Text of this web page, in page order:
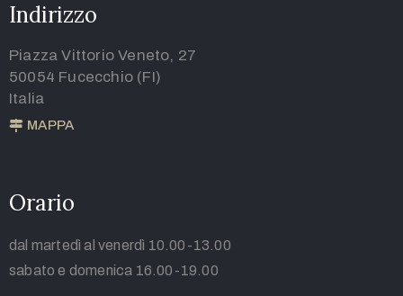
Indirizzo
Piazza Vittorio Veneto, 27
50054 Fucecchio (FI)
Italia
MAPPA
Orario
dal martedì al venerdì 10.00-13.00
sabato e domenica 16.00-19.00